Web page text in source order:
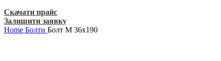
Скачати прайс
Залишити заявку
Home Болти Болт М 36х190